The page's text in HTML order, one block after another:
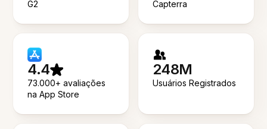
G2
Capterra
4.4
73.000+ avaliações
na App Store
248M
Usuários Registrados